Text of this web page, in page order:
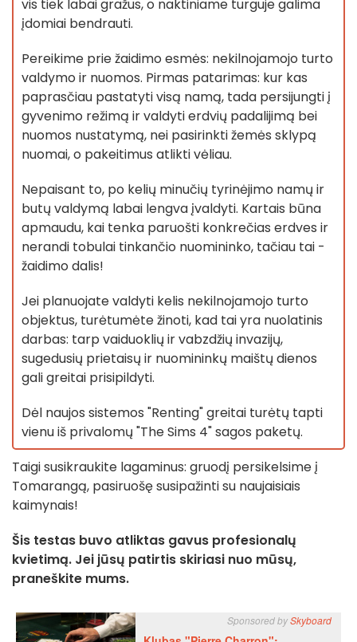
vis tiek labai gražus, o naktiniame turguje galima
įdomiai bendrauti.
Pereikime prie žaidimo esmės: nekilnojamojo turto
valdymo ir nuomos. Pirmas patarimas: kur kas
paprasčiau pastatyti visą namą, tada persijungti į
gyvenimo režimą ir valdyti erdvių padalijimą bei
nuomos nustatymą, nei pasirinkti žemės sklypą
nuomai, o pakeitimus atlikti vėliau.
Nepaisant to, po kelių minučių tyrinėjimo namų ir
butų valdymą labai lengva įvaldyti. Kartais būna
apmaudu, kai tenka paruošti konkrečias erdves ir
nerandi tobulai tinkančio nuomininko, tačiau tai -
žaidimo dalis!
Jei planuojate valdyti kelis nekilnojamojo turto
objektus, turėtumėte žinoti, kad tai yra nuolatinis
darbas: tarp vaiduoklių ir vabzdžių invazijų,
sugedusių prietaisų ir nuomininkų maištų dienos
gali greitai prisipildyti.
Dėl naujos sistemos "Renting" greitai turėtų tapti
vienu iš privalomų "The Sims 4" sagos paketų.
Taigi susikraukite lagaminus: gruodį persikelsime į
Tomarangą, pasiruošę susipažinti su naujaisiais
kaimynais!
Šis testas buvo atliktas gavus profesionalų
kvietimą. Jei jūsų patirtis skiriasi nuo mūsų,
praneškite mums.